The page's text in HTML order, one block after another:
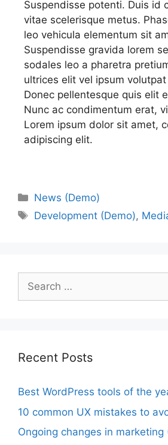
Suspendisse potenti. Duis id
vitae scelerisque metus.
leo vehicula elementum sit
Suspendisse gravida lorem
sodales leo a pharetra
ultrices elit vel ipsum
Donec pellentesque quis elit
Nunc ac condimentum erat,
Lorem ipsum dolor sit amet,
adipiscing elit.
News (Demo)
Development (Demo),
Recent Posts
Best WordPress tools of the
10 common UX mistakes to
Ongoing changes in marketing